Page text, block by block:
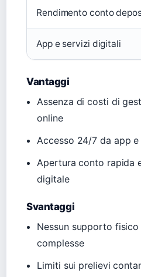
Rendimento conto
App e servizi digitali
Vantaggi
Assenza di costi di
online
Accesso 24/7 da app e
Apertura conto rapida
digitale
Svantaggi
Nessun supporto
complesse
Limiti sui prelievi